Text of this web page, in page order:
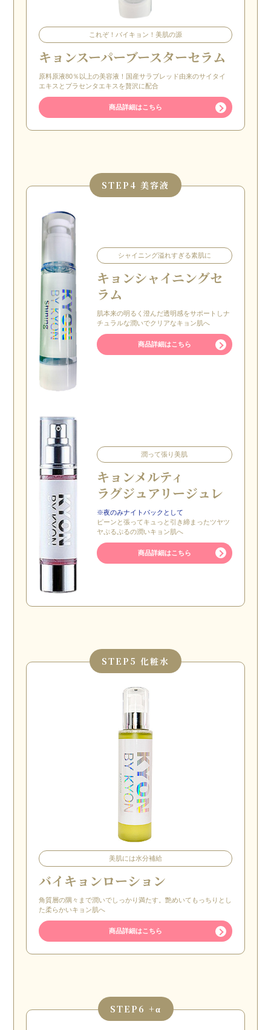
これぞ！バイキョン！美肌の源
キョンスーパーブースターセラム
原料原液80％以上の美容液！国産サラブレッド由来のサイタイ
エキスとプラセンタエキスを贅沢に配合
商品詳細はこちら
STEP 4 美容液
シャイニング溢れすぎる素肌に
キョンシャイニングセ
ラム
肌本来の明るく澄んだ透明感をサポートしナ
チュラルな潤いでクリアなキョン肌へ
商品詳細はこちら
潤って張り美肌
キョンメルティ
ラグジュアリージュレ
※夜のみナイトパックとして
ピーンと張ってキュっと引き締まったツヤツ
ヤぷるぷるの潤いキョン肌へ
商品詳細はこちら
STEP 5 化粧水
美肌には水分補給
バイキョンローション
角質層の隅々まで潤いでしっかり満たす。艶めいてもっちりとし
た柔らかいキョン肌へ
商品詳細はこちら
STEP 6 +α